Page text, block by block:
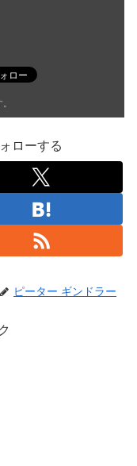
ローする
ピーター ギンドラー